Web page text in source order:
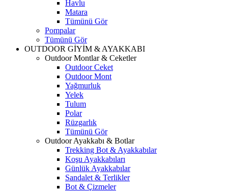
Havlu
Matara
Tümünü Gör
Pompalar
Tümünü Gör
OUTDOOR GİYİM & AYAKKABI
Outdoor Montlar & Ceketler
Outdoor Ceket
Outdoor Mont
Yağmurluk
Yelek
Tulum
Polar
Rüzgarlık
Tümünü Gör
Outdoor Ayakkabı & Botlar
Trekking Bot & Ayakkabılar
Koşu Ayakkabıları
Günlük Ayakkabılar
Sandalet & Terlikler
Bot & Çizmeler